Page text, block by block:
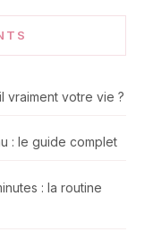
vraiment votre vie ?
: le guide complet
: la routine